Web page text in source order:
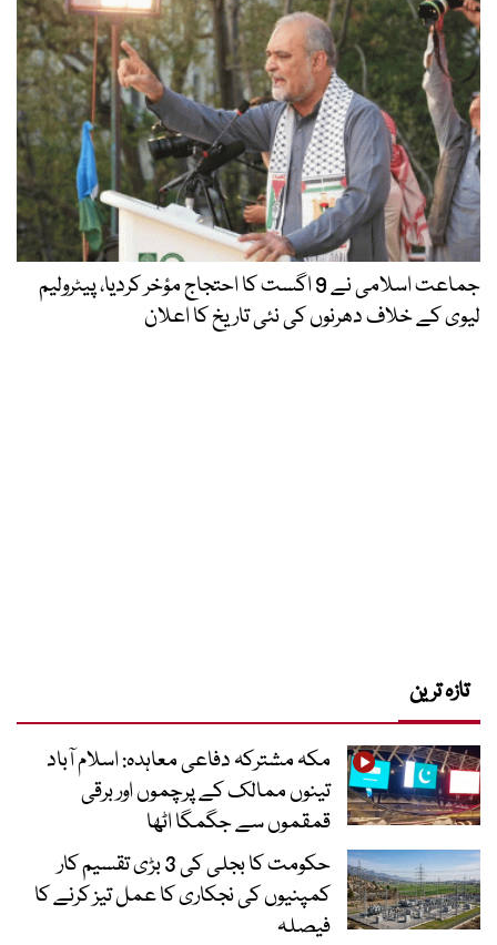
جماعت اسلامی نے 9 اگست کا احتجاج مؤخر کردیا، پیٹرولیم
لیوی کے خلاف دھرنوں کی نئی تاریخ کا اعلان
تازہ ترین
مکہ مشترکہ دفاعی معاہدہ: اسلام آباد
تینوں ممالک کے پرچموں اور برقی
قمقموں سے جگمگا اٹھا
حکومت کا بجلی کی 3 بڑی تقسیم کار
کمپنیوں کی نجکاری کا عمل تیز کرنے کا
فیصلہ